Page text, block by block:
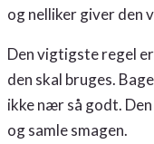
og nelliker giver den
Den vigtigste regel
den skal bruges.
ikke nær så godt.
og samle smagen.